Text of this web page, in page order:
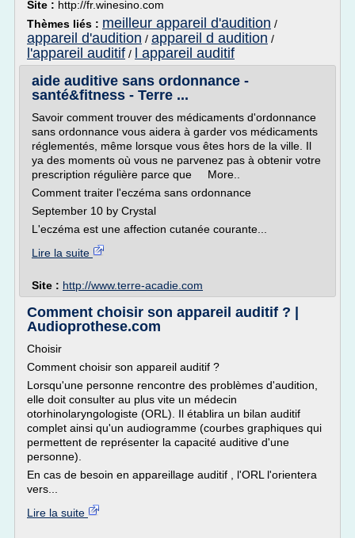
Site : http://fr.winesino.com
Thèmes liés : meilleur appareil d'audition /
appareil d'audition / appareil d audition /
l'appareil auditif /
l appareil auditif
aide auditive sans ordonnance -
santé&fitness - Terre ...
Savoir comment trouver des médicaments d'ordonnance
sans ordonnance vous aidera à garder vos médicaments
réglementés, même lorsque vous êtes hors de la ville. Il
ya des moments où vous ne parvenez pas à obtenir votre
prescription régulière parce que More..
Comment traiter l'eczéma sans ordonnance
September 10 by Crystal
L'eczéma est une affection cutanée courante...
Lire la suite
Site : http://www.terre-acadie.com
Comment choisir son appareil auditif ? |
Audioprothese.com
Choisir
Comment choisir son appareil auditif ?
Lorsqu'une personne rencontre des problèmes d'audition,
elle doit consulter au plus vite un médecin
otorhinolaryngologiste (ORL). Il établira un bilan auditif
complet ainsi qu'un audiogramme (courbes graphiques qui
permettent de représenter la capacité auditive d'une
personne).
En cas de besoin en appareillage auditif , l'ORL l'orientera
vers...
Lire la suite